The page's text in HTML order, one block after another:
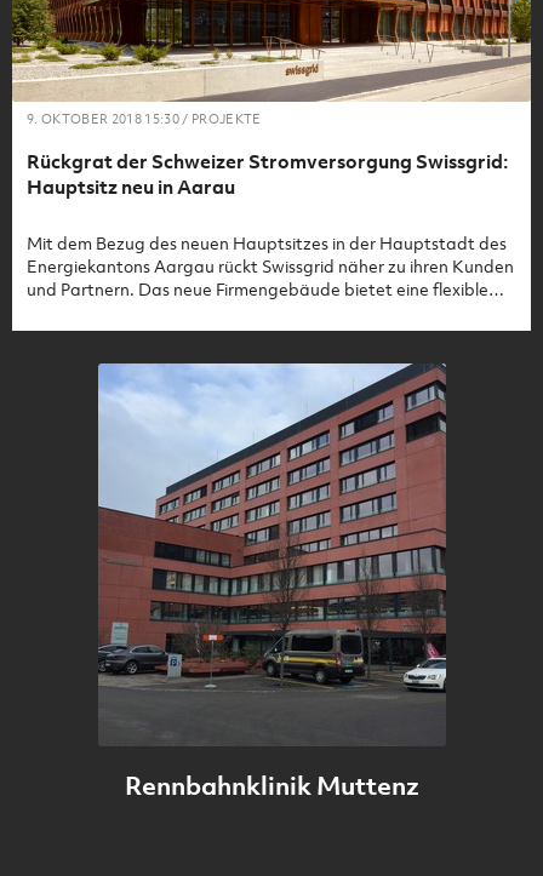
9. OKTOBER 2018 15:30 / PROJEKTE
Rückgrat der Schweizer Stromversorgung Swissgrid:
Hauptsitz neu in Aarau
Mit dem Bezug des neuen Hauptsitzes in der Hauptstadt des
Energiekantons Aargau rückt Swissgrid näher zu ihren Kunden
und Partnern. Das neue Firmengebäude bietet eine flexible
Europa und setzt einen architektonischen Akzent in Aarau.
Amstein und Walthert war in dem Projekt v.a. für Controlling
und Integrale Tests zuständig.
Rennbahnklinik Muttenz